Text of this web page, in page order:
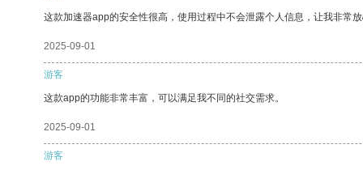
这款加速器app的安全性很高，使用过程中不会泄露个人信息，让我非常
2025-09-01
游客
这款app的功能非常丰富，可以满足我不同的社交需求。
2025-09-01
游客